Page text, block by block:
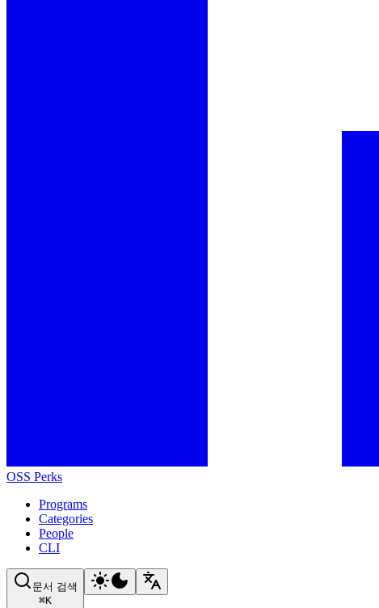
OSS Perks
Programs
Categories
People
CLI
문서 검색
⌘K